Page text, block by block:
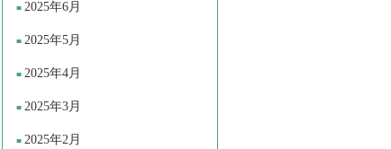
2025年6月
2025年5月
2025年4月
2025年3月
2025年2月